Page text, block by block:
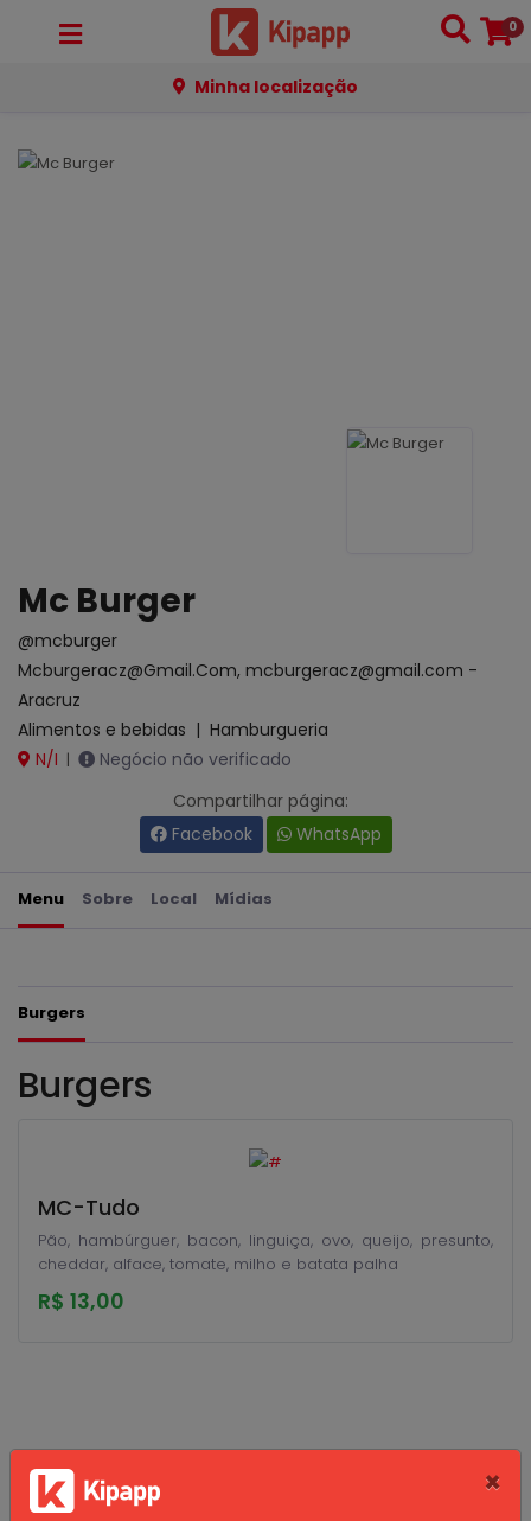
×
0
Minha localização
Mc Burger
@mcburger
Mcburgeracz@Gmail.Com, mcburgeracz@gmail.com -
Aracruz
Alimentos e bebidas | Hamburgueria
N/I |
Negócio não verificado
Compartilhar página:
Facebook
WhatsApp
Menu Sobre Local Mídias
Burgers
Burgers
MC-Tudo
Pão, hambúrguer, bacon, linguiça, ovo, queijo, presunto,
cheddar, alface, tomate, milho e batata palha
R$ 13,00